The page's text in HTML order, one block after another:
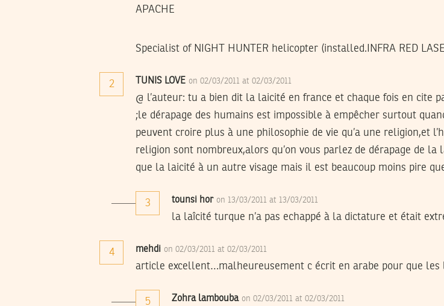
APACHE
Specialist of NIGHT HUNTER helicopter (installed.INFRA RED
2 TUNIS LOVE on 02/03/2011 at 02/03/2011
@ l’auteur: tu a bien dit la laicité en france et chaque fois en cite
;le dérapage des humains est impossible à empêcher surtout
peuvent croire plus à une philosophie de vie qu’a une religion,et
religion sont nombreux,alors qu’on vous parlez de dérapage de
que la laicité à un autre visage mais il est beaucoup moins pire
3 tounsi hor on 13/03/2011 at 13/03/2011
la laîcité turque n’a pas echappé à la dictature et était
4 mehdi on 02/03/2011 at 02/03/2011
article excellent…malheureusement c écrit en arabe pour que
5 Zohra lambouba on 02/03/2011 at 02/03/2011